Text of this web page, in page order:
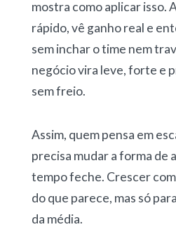
mostra como aplicar isso.
rápido, vê ganho real e
sem inchar o time nem
negócio vira leve, forte e
sem freio.
Assim, quem pensa em
precisa mudar a forma de
tempo feche. Crescer com
do que parece, mas só
da média.